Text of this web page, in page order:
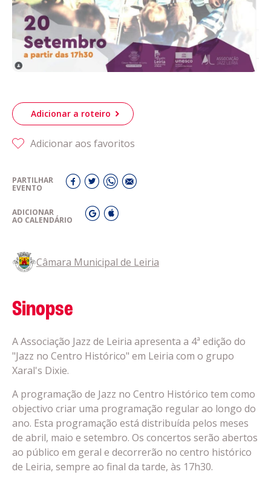
Adicionar a roteiro
Adicionar aos favoritos
PARTILHAR
EVENTO
ADICIONAR
AO CALENDÁRIO
Câmara Municipal de Leiria
Sinopse
A Associação Jazz de Leiria apresenta a 4ª edição do
"Jazz no Centro Histórico" em Leiria com o grupo
Xaral's Dixie.
A programação de Jazz no Centro Histórico tem como
objectivo criar uma programação regular ao longo do
ano. Esta programação está distribuída pelos meses
de abril, maio e setembro. Os concertos serão abertos
ao público em geral e decorrerão no centro histórico
de Leiria, sempre ao final da tarde, às 17h30.